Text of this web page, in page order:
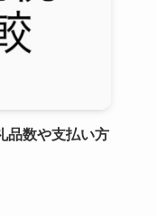
品数や支払い方